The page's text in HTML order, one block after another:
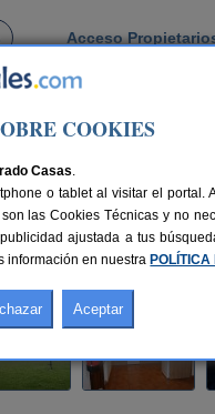
Acceso
COOKIES
Casas.
o tablet al visitar el portal.
las Cookies Técnicas y no
ajustada a tus
información en nuestra